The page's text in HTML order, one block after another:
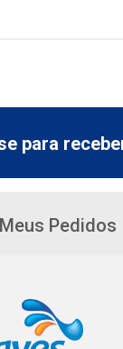
para
Meus Pedidos